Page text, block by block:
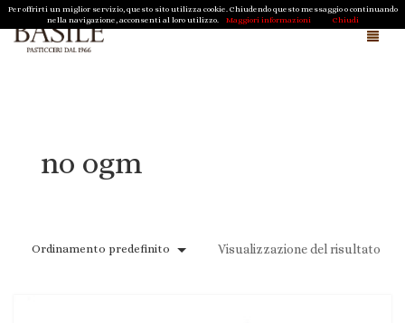
Cioccolato della Sergenzia di Scicli
Pasqua
Regali Aziendali
no ogm
Ordinamento predefinito Visualizzazione del risultato
Per offrirti un miglior servizio, questo sito utilizza cookie. Chiudendo questo messaggio o continuando
nella navigazione, acconsenti al loro utilizzo.
Maggiori informazioni Chiudi